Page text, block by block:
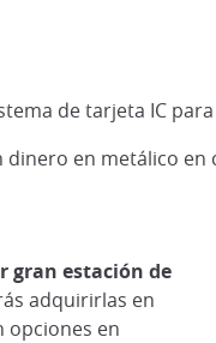
de tarjeta IC
dinero en metálico
gran estación de
adquirirlas en
opciones en